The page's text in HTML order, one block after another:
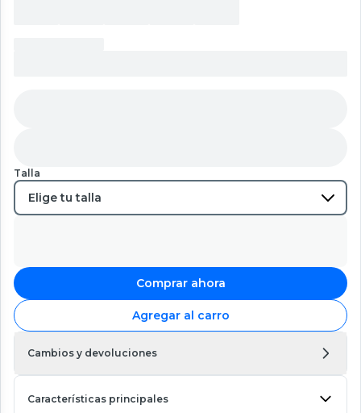
Talla
Comprar ahora
Agregar al carro
Cambios y devoluciones
Características principales